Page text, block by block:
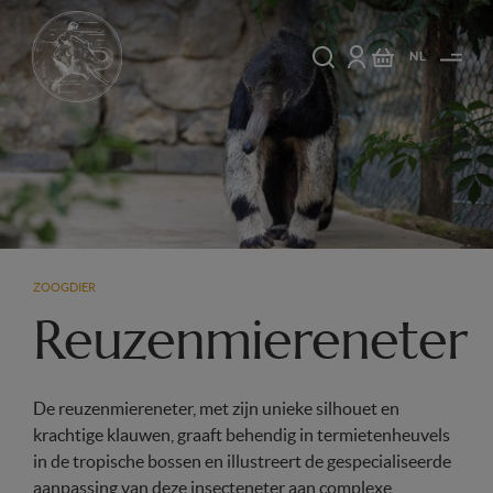
NL
ZOOGDIER
Reuzenmiereneter
De reuzenmiereneter, met zijn unieke silhouet en
krachtige klauwen, graaft behendig in termietenheuvels
in de tropische bossen en illustreert de gespecialiseerde
aanpassing van deze insecteneter aan complexe